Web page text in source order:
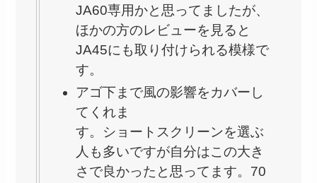
JA60専用かと思ってましたが、
ほかの方のレビューを見ると
JA45にも取り付けられる模様で
す。
アゴ下まで風の影響をカバーし
てくれま
す。ショートスクリーンを選ぶ
人も多いですが自分はこの大き
さで良かったと思ってます。70